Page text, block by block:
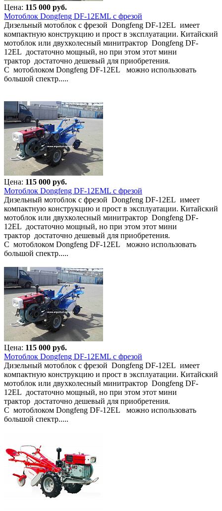
Цена: 115 000 руб.
Мотоблок Dongfeng DF-12EML с фрезой
Дизельный мотоблок с фрезой Dongfeng DF-12EL имеет
компактную конструкцию и прост в эксплуатации. Китайский
мотоблок или двухколесный минитрактор Dongfeng DF-
12EL достаточно мощный, но при этом этот мини
трактор достаточно дешевый для приобретения.
С мотоблоком Dongfeng DF-12EL можно использовать
большой спектр.....
Цена: 115 000 руб.
Мотоблок Dongfeng DF-12EML с фрезой
Дизельный мотоблок с фрезой Dongfeng DF-12EL имеет
компактную конструкцию и прост в эксплуатации. Китайский
мотоблок или двухколесный минитрактор Dongfeng DF-
12EL достаточно мощный, но при этом этот мини
трактор достаточно дешевый для приобретения.
С мотоблоком Dongfeng DF-12EL можно использовать
большой спектр.....
Цена: 115 000 руб.
Мотоблок Dongfeng DF-12EML с фрезой
Дизельный мотоблок с фрезой Dongfeng DF-12EL имеет
компактную конструкцию и прост в эксплуатации. Китайский
мотоблок или двухколесный минитрактор Dongfeng DF-
12EL достаточно мощный, но при этом этот мини
трактор достаточно дешевый для приобретения.
С мотоблоком Dongfeng DF-12EL можно использовать
большой спектр.....